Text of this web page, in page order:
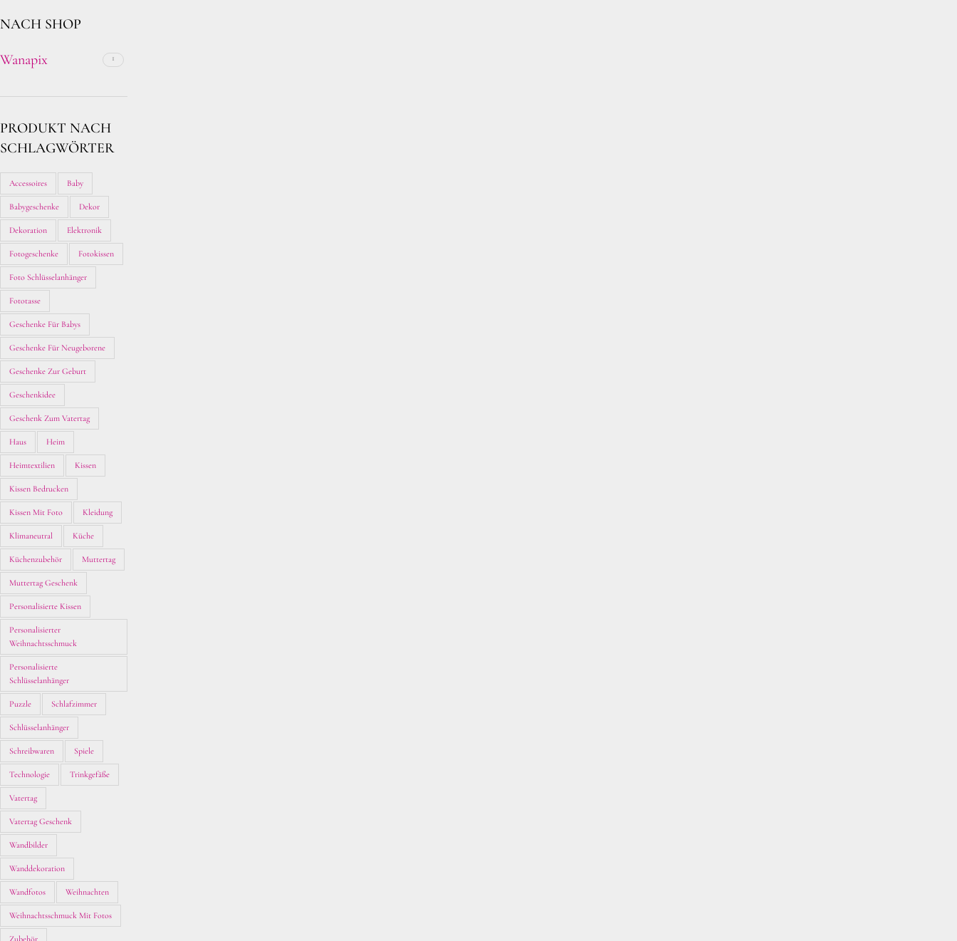
NACH SHOP
Wanapix 1
PRODUKT NACH
SCHLAGWÖRTER
Accessoires Baby
Babygeschenke Dekor
Dekoration Elektronik
Fotogeschenke Fotokissen
Foto Schlüsselanhänger
Fototasse
Geschenke Für Babys
Geschenke Für Neugeborene
Geschenke Zur Geburt
Geschenkidee
Geschenk Zum Vatertag
Haus Heim
Heimtextilien Kissen
Kissen Bedrucken
Kissen Mit Foto Kleidung
Klimaneutral Küche
Küchenzubehör Muttertag
Muttertag Geschenk
Personalisierte Kissen
Personalisierter
Weihnachtsschmuck
Personalisierte
Schlüsselanhänger
Puzzle Schlafzimmer
Schlüsselanhänger
Schreibwaren Spiele
Technologie Trinkgefäße
Vatertag
Vatertag Geschenk
Wandbilder
Wanddekoration
Wandfotos Weihnachten
Weihnachtsschmuck Mit Fotos
Zubehör